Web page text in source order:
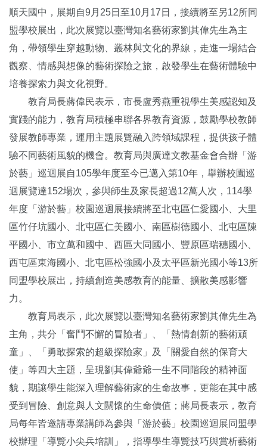
順天國中，展期自9月25日至10月17日，接續將至另12所同
盟學校展出，此次展覽以臺灣知名藝術家劉其偉先生為主
角，帶領學生穿越動物、叢林與文化的界線，走進一場結合
觀察、情感與想像的藝術探險之旅，啟發學生在藝術體驗中
培養探索力與文化視野。
教育局長蔣偉民表示，市長盧秀燕重視學生美感認知及
實踐的能力，教育局積極串聯各界教育資源，鼓勵學校教師
發展教師專業，運用主題展覽融入跨領域課程，提供孩子體
驗不同藝術風貌的機會。教育局與廣達文教基金會合辦「游
於藝」巡迴展自105學年度至今已邁入第10年，舉辦校園巡
迴展覽達152場次，參與師生及家長超過12萬人次，114學
年度「游於藝」校園巡迴展接續將至北屯區仁愛國小、大里
區竹仔坑國小、北屯區仁美國小、南區樹德國小、北屯區陳
平國小、市立萬和國中、西區大同國小、豐原區瑞穗國小、
西屯區東海國小、北屯區松強國小及太平區新光國小等13所
同盟學校展出，持續創造美感教育的能量、擴散美感影響
力。
教育局表示，此次展覽以臺灣知名藝術家劉其偉先生為
主角，共分「奮鬥不懈的冒險者」、「熱情創新的藝術頑
童」、「勇敢探索的超級探險家」及「關愛自然的保育大
使」等四大主題，呈現劉其偉爺爺一生不同階段的精神面
貌，期讓學生能深入理解藝術家的生命故事，更能在其中感
受到冒險、創意與人文關懷的生命價值；蔣局長表示，教育
局每年皆邀請專業講師為參與「游於藝」校園巡迴展同盟學
校辦理「導覽小尖兵培訓」，指導學生導覽技巧與賞析藝術